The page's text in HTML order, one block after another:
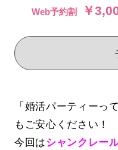
Web予約割
￥
「婚活パーティー
もご安心ください！
今回はシャンクレー